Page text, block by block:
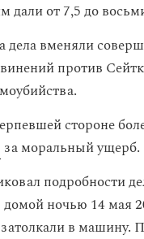
от 7,5 до
дела вменяли
против
стороне
за моральный ущерб.
подробности
ночью 14 мая
в машину.